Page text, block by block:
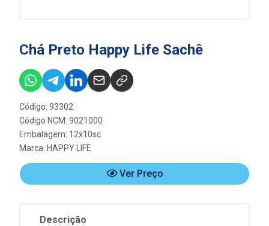
Chá Preto Happy Life Sachê
Código: 93302
Código NCM: 9021000
Embalagem: 12x10sc
Marca: HAPPY LIFE
Ver Preço
Descrição